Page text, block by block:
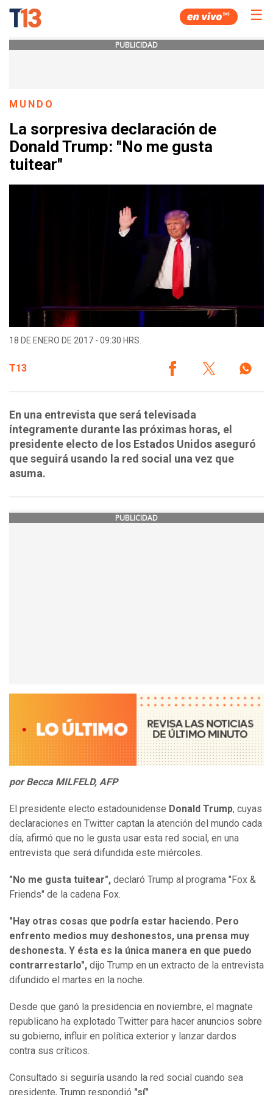
☰
PUBLICIDAD
MUNDO
La sorpresiva declaración de
Donald Trump: "No me gusta
tuitear"
18 DE ENERO DE 2017 - 09:30 HRS.
T13
En una entrevista que será televisada
íntegramente durante las próximas horas, el
presidente electo de los Estados Unidos aseguró
que seguirá usando la red social una vez que
asuma.
PUBLICIDAD
por Becca MILFELD, AFP
El presidente electo estadounidense Donald Trump, cuyas
declaraciones en Twitter captan la atención del mundo cada
día, afirmó que no le gusta usar esta red social, en una
entrevista que será difundida este miércoles.
"No me gusta tuitear", declaró Trump al programa "Fox &
Friends" de la cadena Fox.
"Hay otras cosas que podría estar haciendo. Pero
enfrento medios muy deshonestos, una prensa muy
deshonesta. Y ésta es la única manera en que puedo
contrarrestarlo", dijo Trump en un extracto de la entrevista
difundido el martes en la noche.
Desde que ganó la presidencia en noviembre, el magnate
republicano ha explotado Twitter para hacer anuncios sobre
su gobierno, influir en política exterior y lanzar dardos
contra sus críticos.
Consultado si seguiría usando la red social cuando sea
presidente, Trump respondió "sí"